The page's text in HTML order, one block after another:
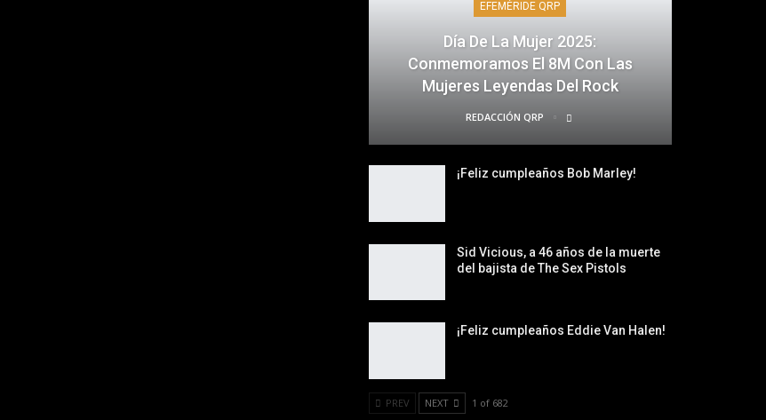
EFEMÉRIDE QRP
Día De La Mujer 2025:
Conmemoramos El 8M Con Las
Mujeres Leyendas Del Rock
REDACCIÓN QRP
¡Feliz cumpleaños Bob Marley!
Sid Vicious, a 46 años de la muerte
del bajista de The Sex Pistols
¡Feliz cumpleaños Eddie Van Halen!
PREV NEXT 1 of 682